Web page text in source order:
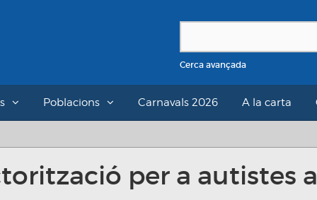
Cerca avançada
Poblacions Carnavals 2026 A la carta
per a autistes